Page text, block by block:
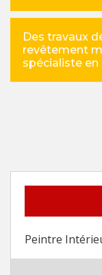
Des travaux
revêtement
spécialiste
Peintre